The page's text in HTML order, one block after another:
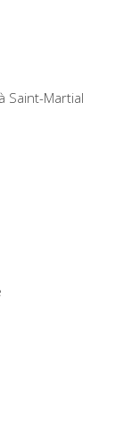
Saint-Martial